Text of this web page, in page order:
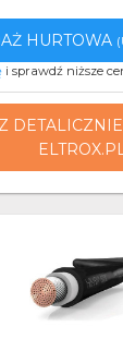
HURTOWA
i sprawdź niższe